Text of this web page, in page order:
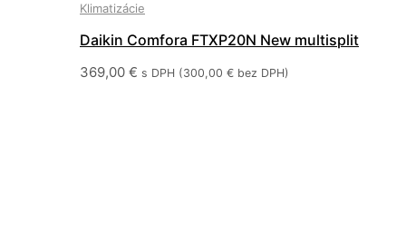
Klimatizácie
Daikin Comfora FTXP20N New multisplit
369,00 € s DPH (300,00 € bez DPH)